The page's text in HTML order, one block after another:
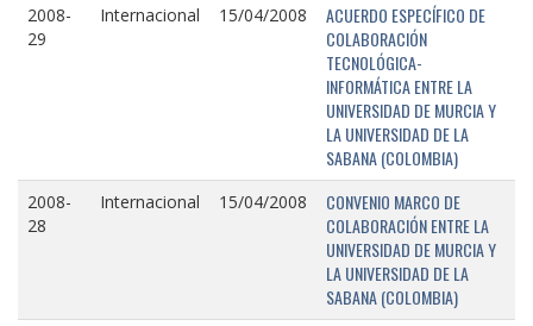
2008-
29
Internacional 15/04/2008
ACUERDO ESPECÍFICO DE
COLABORACIÓN
TECNOLÓGICA-
INFORMÁTICA ENTRE LA
UNIVERSIDAD DE MURCIA Y
LA UNIVERSIDAD DE LA
SABANA (COLOMBIA)
2008-
28
Internacional 15/04/2008
CONVENIO MARCO DE
COLABORACIÓN ENTRE LA
UNIVERSIDAD DE MURCIA Y
LA UNIVERSIDAD DE LA
SABANA (COLOMBIA)